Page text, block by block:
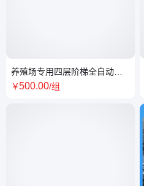
养殖场专用四层阶梯全自动蛋
鸡清粪养殖设备
￥500.00/组